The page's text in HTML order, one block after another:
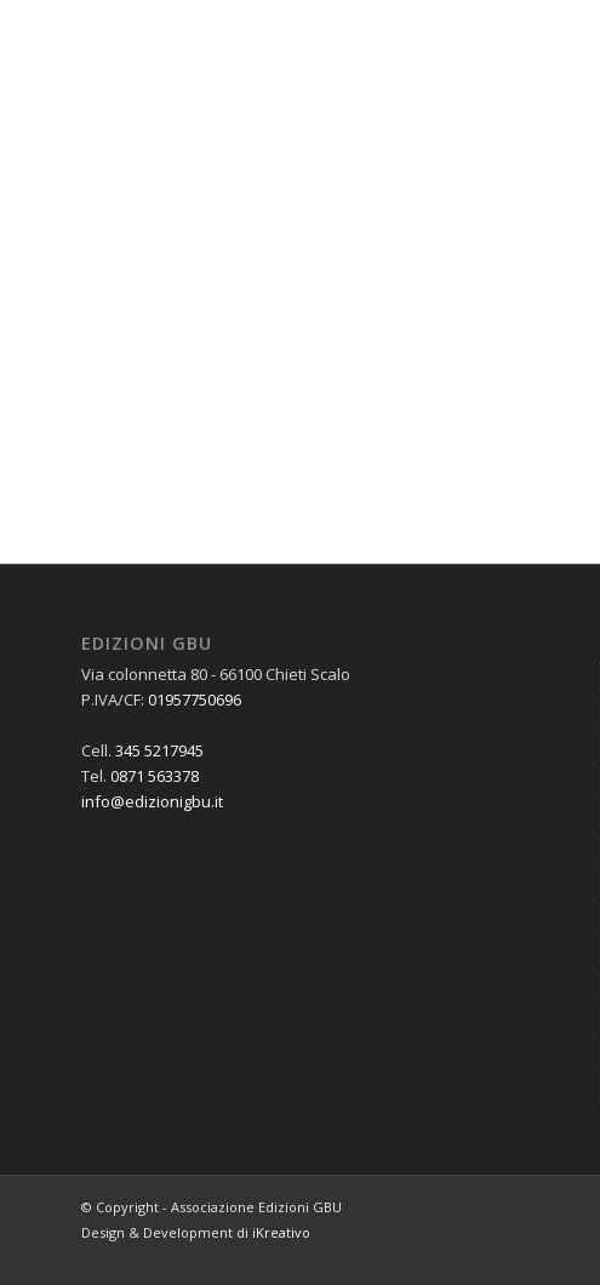
EDIZIONI GBU
Via colonnetta 80 - 66100 Chieti Scalo
P.IVA/CF: 01957750696
Cell. 345 5217945
Tel. 0871 563378
info@edizionigbu.it
© Copyright - Associazione Edizioni GBU
Design & Development di iKreativo